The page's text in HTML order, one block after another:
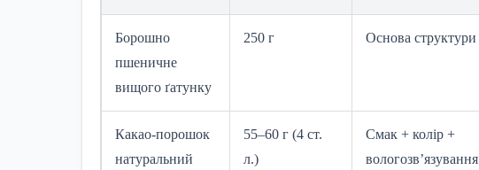
Борошно
пшеничне
вищого ґатунку
250 г Основа структури
Какао-порошок
натуральний
55–60 г (4 ст.
л.)
Смак + колір +
вологозв’язування